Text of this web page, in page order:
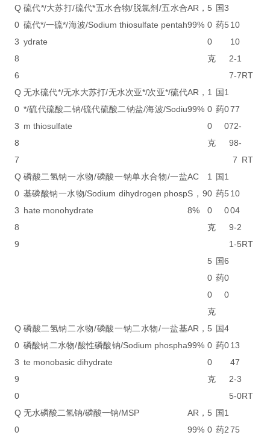
Q
0
3
8
6
硫代*/大苏打/硫代*五水合物/脱氯剂/五水合
硫代*/一硫*/海波/Sodium thiosulfate pentah
ydrate
AR，
99%
5
0
0
克
国
药
3
5 10
10
2-1
7-7RT
Q
0
3
8
7
无水硫代*/无水大苏打/无水次亚*/次亚*/硫代
*/硫代硫酸二钠/硫代硫酸二钠盐/海波/Sodiu
m thiosulfate
AR，
99%
1
0
0
克
国
药
1
0
0
77
72-
98-
7 RT
Q
0
3
8
9
磷酸二氢钠一水物/磷酸一钠单水合物/一盐
基磷酸钠一水物/Sodium dihydrogen phosp
hate monohydrate
AC
S，9
8%
1
0
0
克
国
药
1
5
0
10
04
9-2
1-5RT
5
0
0
克
国
药
6
0
0
Q
0
3
9
0
磷酸二氢钠二水物/磷酸一钠二水物/一盐基
磷酸钠二水物/酸性磷酸钠/Sodium phospha
te monobasic dihydrate
AR，
99%
5
0
0
克
国
药
4
013
47
2-3
5-0RT
Q
0
无水磷酸二氢钠/磷酸一钠/MSP
AR，
99%
5
0
国
药
1
2 75